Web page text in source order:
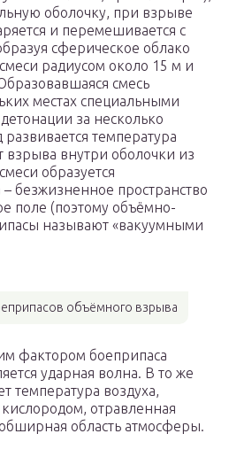
оболочку, при взрыве
и перемешивается с
сферическое облако
радиусом около 15 м и
смесь
местах специальными
за несколько
температура
взрыва внутри оболочки из
образуется
– безжизненное пространство
поле (поэтому объёмно-
называют «вакуумными
объёмного взрыва
фактором боеприпаса
ударная волна. В то же
температура воздуха,
отравленная
область атмосферы.